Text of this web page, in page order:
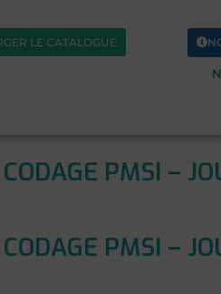
LE CATALOGUE
PMSI –
PMSI –